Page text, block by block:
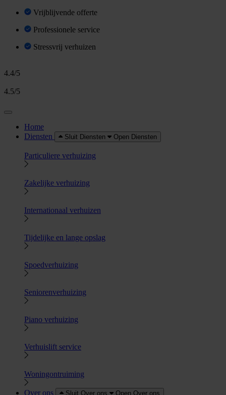
Vrijblijvende offerte
Professionele service
Stressvrij verhuizen
4.4/5
4.5/5
Home
Diensten
Sluit Diensten Open Diensten
Particuliere verhuizing
Zakelijke verhuizing
Internationaal verhuizen
Tijdelijke en lange opslag
Spoedverhuizing
Seniorenverhuizing
Piano verhuizing
Verhuislift service
Woningontruiming
Over ons Sluit Over ons Open Over ons